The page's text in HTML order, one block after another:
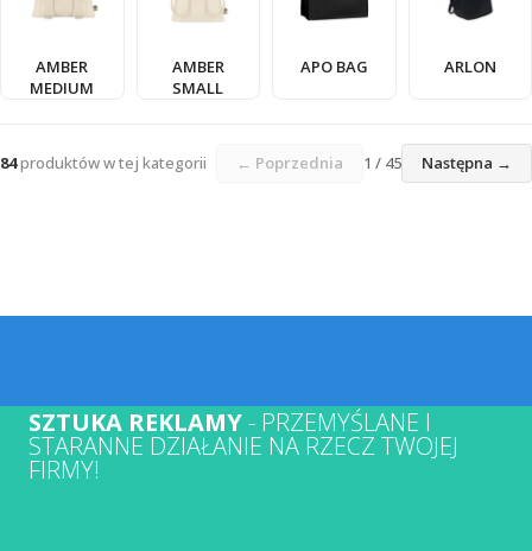
AMBER
MEDIUM
AMBER
SMALL
APO BAG ARLON
84produktów w tej kategorii ← Poprzednia 1 / 45 Następna →
SZTUKA REKLAMY- PRZEMYŚLANE I
STARANNE DZIAŁANIE NA RZECZ TWOJEJ
FIRMY!